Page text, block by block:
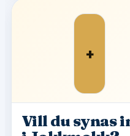
+
Vill du synas